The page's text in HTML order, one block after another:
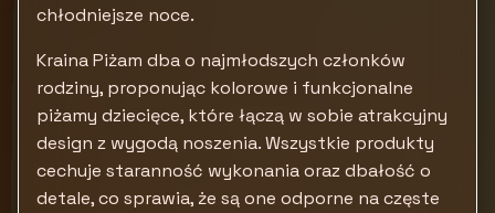
chłodniejsze noce.
Kraina Piżam dba o najmłodszych członków
rodziny, proponując kolorowe i funkcjonalne
piżamy dziecięce, które łączą w sobie atrakcyjny
design z wygodą noszenia. Wszystkie produkty
cechuje staranność wykonania oraz dbałość o
detale, co sprawia, że są one odporne na częste